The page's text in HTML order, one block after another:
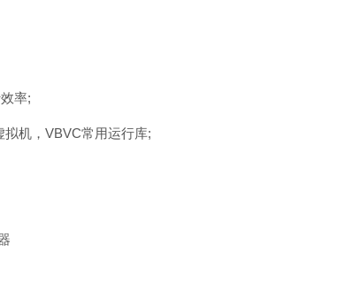
率;
机，VBVC常用运行库;